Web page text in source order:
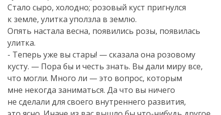
Стало сыро, холодно; розовый куст пригнулся
к земле, улитка уползла в землю.
Опять настала весна, появились розы, появилась
улитка.
- Теперь уже вы стары! — сказала она розовому
кусту. — Пора бы и честь знать. Вы дали миру все,
что могли. Много ли — это вопрос, которым
мне некогда заниматься. Да что вы ничего
не сделали для своего внутреннего развития,